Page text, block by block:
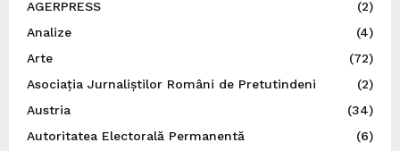
AGERPRESS
(2)
Analize
(4)
Arte
(72)
Asociația Jurnaliștilor Români de Pretutindeni
(2)
Austria
(34)
Autoritatea Electorală Permanentă
(6)